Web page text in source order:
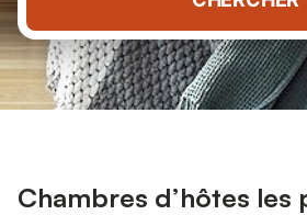
Chambres d’hôtes les